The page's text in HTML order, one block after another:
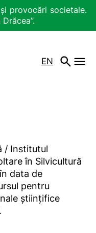
provocări societale.
EN
/ Institutul
în Silvicultură
data de
pentru
științifice